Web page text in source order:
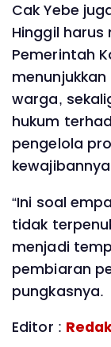
‎Cak Yebe
Hinggil
Pemerintah
warga,
hukum
pengelola
‎“Ini soal
tidak
menjadi
pembiaran
pungkasnya.
Editor :